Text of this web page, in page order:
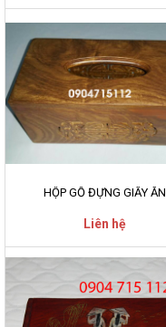
HỘP GỖ ĐỰNG GIẤY ĂN
Liên hệ